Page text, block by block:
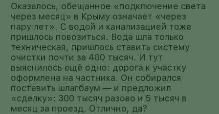
Оказалось, обещанное «подключение света
через месяц» в Крыму означает «через
пару лет». С водой и канализацией тоже
пришлось повозиться. Вода шла только
техническая, пришлось ставить систему
очистки почти за 400 тысяч. И тут
выяснилось ещё одно: дорога к участку
оформлена на частника. Он собирался
поставить шлагбаум — и предложил
«сделку»: 300 тысяч разово и 5 тысяч в
месяц за проезд. Отлично, да?